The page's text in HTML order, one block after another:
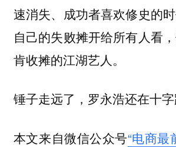
速消失、成功者喜欢修史的
自己的失败摊开给所有人看
肯收摊的江湖艺人。
锤子走远了，罗永浩还在十字
本文来自微信公众号“电商最